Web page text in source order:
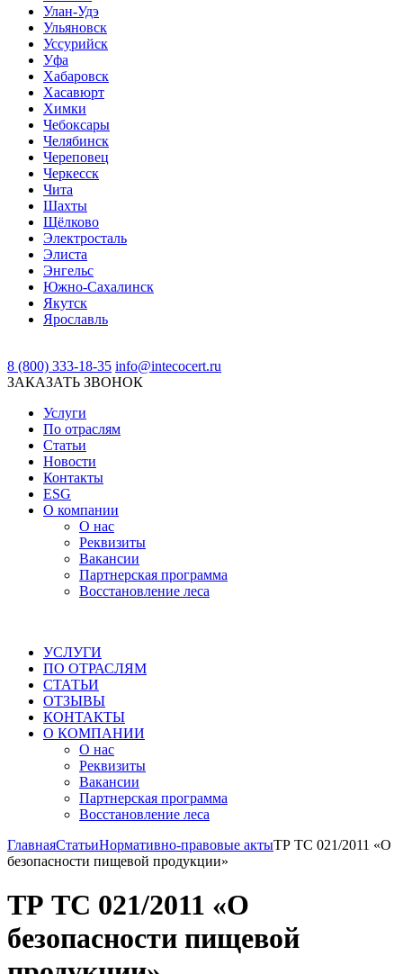
Улан-Удэ
Ульяновск
Уссурийск
Уфа
Хабаровск
Хасавюрт
Химки
Чебоксары
Челябинск
Череповец
Черкесск
Чита
Шахты
Щёлково
Электросталь
Элиста
Энгельс
Южно-Сахалинск
Якутск
Ярославль
8 (800) 333-18-35 info@intecocert.ru
ЗАКАЗАТЬ ЗВОНОК
Услуги
По отраслям
Статьи
Новости
Контакты
ESG
О компании
О нас
Реквизиты
Вакансии
Партнерская программа
Восстановление леса
УСЛУГИ
ПО ОТРАСЛЯМ
СТАТЬИ
ОТЗЫВЫ
КОНТАКТЫ
О КОМПАНИИ
О нас
Реквизиты
Вакансии
Партнерская программа
Восстановление леса
ГлавнаяСтатьиНормативно-правовые актыТР ТС 021/2011 «О
безопасности пищевой продукции»
ТР ТС 021/2011 «О
безопасности пищевой